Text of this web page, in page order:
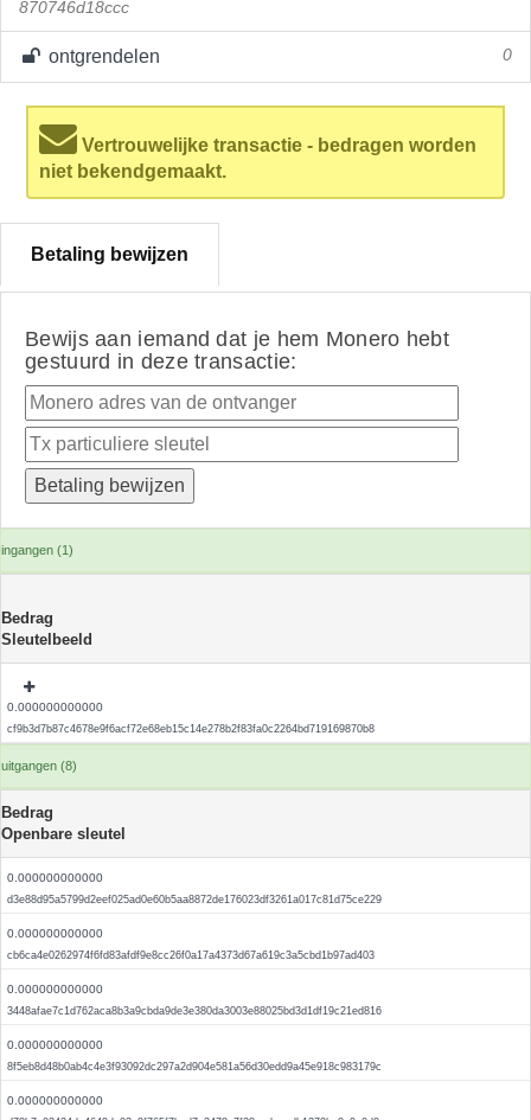
870746d18ccc
ontgrendelen 0
Vertrouwelijke transactie - bedragen worden
niet bekendgemaakt.
Betaling bewijzen
Bewijs aan iemand dat je hem Monero hebt
gestuurd in deze transactie:
ingangen (1)
Bedrag
Sleutelbeeld
0.000000000000
cf9b3d7b87c4678e9f6acf72e68eb15c14e278b2f83fa0c2264bd719169870b8
uitgangen (8)
Bedrag
Openbare sleutel
0.000000000000
d3e88d95a5799d2eef025ad0e60b5aa8872de176023df3261a017c81d75ce229
0.000000000000
cb6ca4e0262974f6fd83afdf9e8cc26f0a17a4373d67a619c3a5cbd1b97ad403
0.000000000000
3448afae7c1d762aca8b3a9cbda9de3e380da3003e88025bd3d1df19c21ed816
0.000000000000
8f5eb8d48b0ab4c4e3f93092dc297a2d904e581a56d30edd9a45e918c983179c
0.000000000000